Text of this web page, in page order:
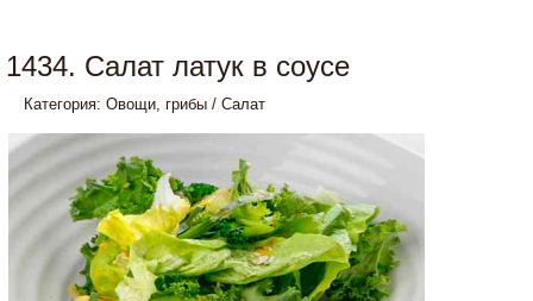
1434. Салат латук в соусе
Категория: Овощи, грибы / Салат